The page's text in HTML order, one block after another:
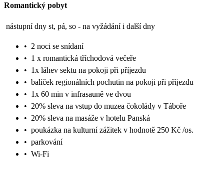
Romantický pobyt
nástupní dny st, pá, so - na vyžádání i další dny
• 2 noci se snídaní
• 1 x romantická tříchodová večeře
• 1x láhev sektu na pokoji při příjezdu
• balíček regionálních pochutin na pokoji při příjezdu
• 1x 60 min v infrasauně ve dvou
• 20% sleva na vstup do muzea čokolády v Táboře
• 20% sleva na masáže v hotelu Panská
• poukázka na kulturní zážitek v hodnotě 250 Kč /os.
• parkování
• Wi-Fi